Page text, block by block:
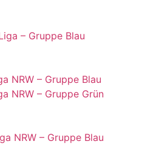
– Gruppe Blau
NRW – Gruppe Blau
NRW – Gruppe Grün
NRW – Gruppe Blau